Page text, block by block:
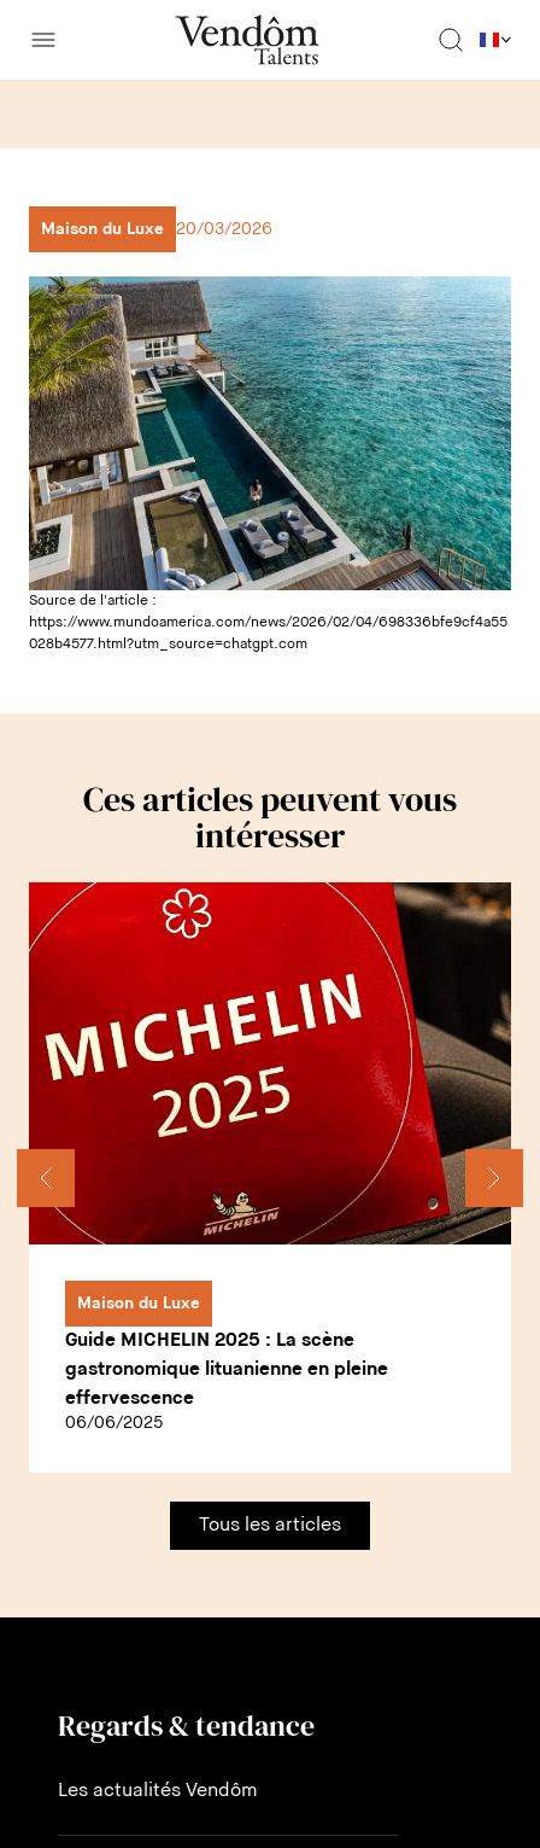
Maison du Luxe 20/03/2026
Source de l'article :
https://www.mundoamerica.com/news/2026/02/04/698336bfe9cf4a55
028b4577.html?utm_source=chatgpt.com
Ces articles peuvent vous
intéresser
Maison du Luxe
Guide MICHELIN 2025 : La scène
gastronomique lituanienne en pleine
effervescence
06/06/2025
Tous les articles
Regards & tendance
Les actualités Vendôm